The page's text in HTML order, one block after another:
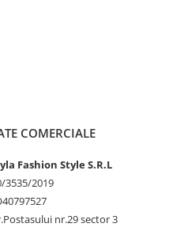
COMERCIALE
Fashion Style S.R.L
3535/2019
nr.29 sector 3